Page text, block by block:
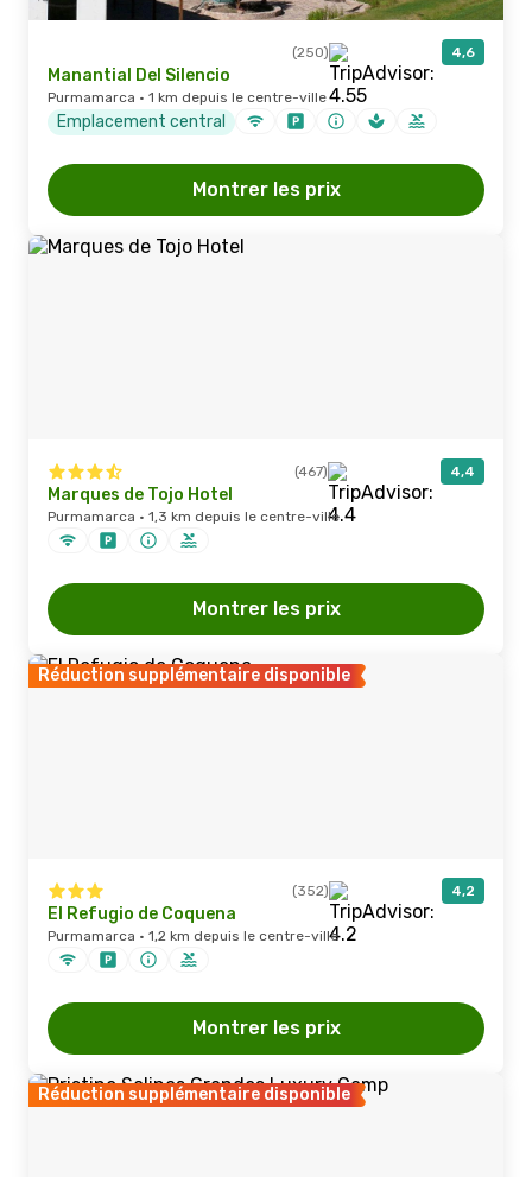
(250) 4,6
Manantial Del Silencio
Purmamarca · 1 km depuis le centre-ville
Emplacement central
Montrer les prix
(467) 4,4
Marques de Tojo Hotel
Purmamarca · 1,3 km depuis le centre-ville
Montrer les prix
Réduction supplémentaire disponible
(352) 4,2
El Refugio de Coquena
Purmamarca · 1,2 km depuis le centre-ville
Montrer les prix
Réduction supplémentaire disponible